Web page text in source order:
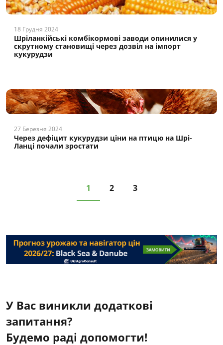
18 Грудня 2024
Шріланкійські комбікормові заводи опинилися у
скрутному становищі через дозвіл на імпорт
кукурудзи
27 Березня 2024
Через дефіцит кукурудзи ціни на птицю на Шрі-
Ланці почали зростати
1 2 3
У Вас виникли додаткові
запитання?
Будемо раді допомогти!